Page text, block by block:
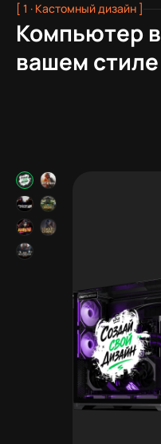
[ 1 · Кастомный дизайн ]
Компьютер в
вашем стиле